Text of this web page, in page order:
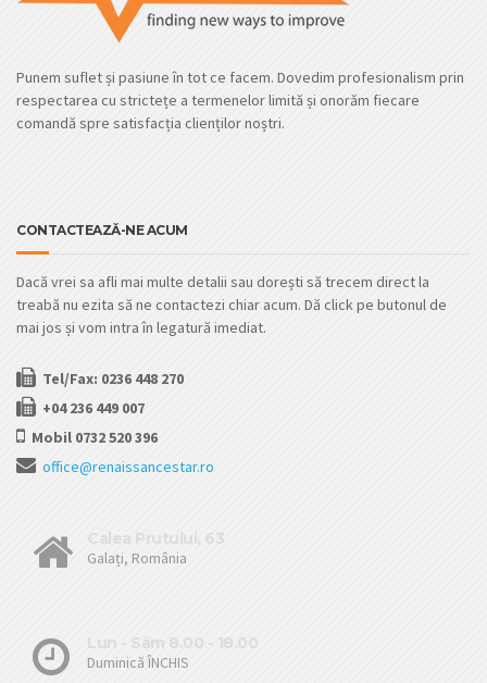
Punem suflet și pasiune în tot ce facem. Dovedim profesionalism prin
respectarea cu strictețe a termenelor limită și onorăm fiecare
comandă spre satisfacția clienților noștri.
CONTACTEAZĂ-NE ACUM
Dacă vrei sa afli mai multe detalii sau dorești să trecem direct la
treabă nu ezita să ne contactezi chiar acum. Dă click pe butonul de
mai jos și vom intra în legatură imediat.
Tel/Fax: 0236 448 270
+04 236 449 007
Mobil 0732 520 396
office@renaissancestar.ro
Galați, România
Duminică ÎNCHIS